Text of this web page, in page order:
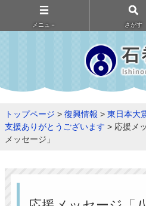
メニュ－ さがす
トップページ > 復興情報 > 東日本大
支援ありがとうございます > 応援メ
メッセージ」